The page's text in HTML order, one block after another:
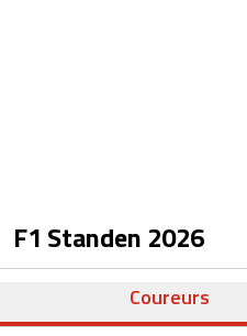
F1 Standen 2026
Coureurs